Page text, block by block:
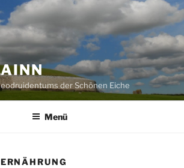
der Schönen Eiche
Menü
ERNÄHRUNG